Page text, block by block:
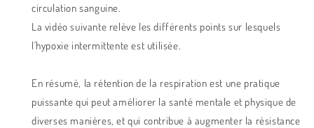
circulation sanguine.
La vidéo suivante relève les différents points sur lesquels
l'hypoxie intermittente est utilisée.
En résumé, la rétention de la respiration est une pratique
puissante qui peut améliorer la santé mentale et physique de
diverses manières, et qui contribue à augmenter la résistance